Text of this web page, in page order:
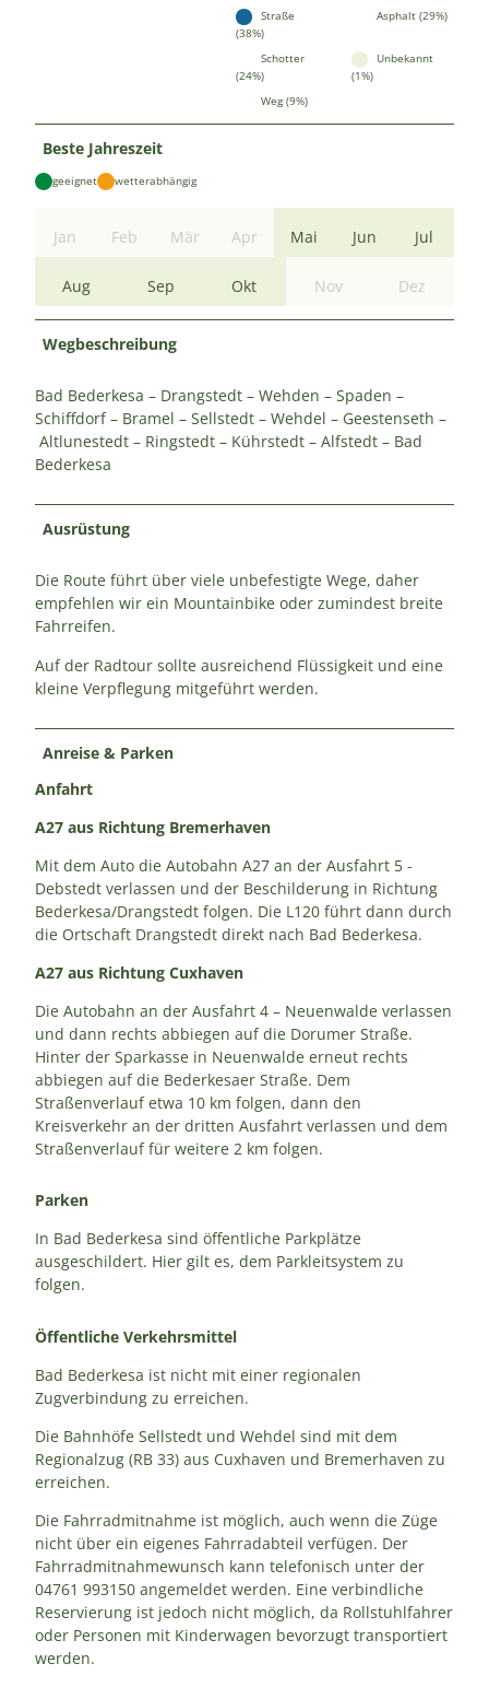
Straße
(38%)
Asphalt (29%)
Schotter
(24%)
Unbekannt
(1%)
Weg (9%)
Beste Jahreszeit
geeignet wetterabhängig
Jan Feb Mär Apr Mai Jun Jul
Aug Sep Okt Nov Dez
Wegbeschreibung
Bad Bederkesa – Drangstedt – Wehden – Spaden –
Schiffdorf – Bramel – Sellstedt – Wehdel – Geestenseth –
Altlunestedt – Ringstedt – Kührstedt – Alfstedt – Bad
Bederkesa
Ausrüstung
Die Route führt über viele unbefestigte Wege, daher
empfehlen wir ein Mountainbike oder zumindest breite
Fahrreifen.
Auf der Radtour sollte ausreichend Flüssigkeit und eine
kleine Verpflegung mitgeführt werden.
Anreise & Parken
Anfahrt
A27 aus Richtung Bremerhaven
Mit dem Auto die Autobahn A27 an der Ausfahrt 5 -
Debstedt verlassen und der Beschilderung in Richtung
Bederkesa/Drangstedt folgen. Die L120 führt dann durch
die Ortschaft Drangstedt direkt nach Bad Bederkesa.
A27 aus Richtung Cuxhaven
Die Autobahn an der Ausfahrt 4 – Neuenwalde verlassen
und dann rechts abbiegen auf die Dorumer Straße.
Hinter der Sparkasse in Neuenwalde erneut rechts
abbiegen auf die Bederkesaer Straße. Dem
Straßenverlauf etwa 10 km folgen, dann den
Kreisverkehr an der dritten Ausfahrt verlassen und dem
Straßenverlauf für weitere 2 km folgen.
Parken
In Bad Bederkesa sind öffentliche Parkplätze
ausgeschildert. Hier gilt es, dem Parkleitsystem zu
folgen.
Öffentliche Verkehrsmittel
Bad Bederkesa ist nicht mit einer regionalen
Zugverbindung zu erreichen.
Die Bahnhöfe Sellstedt und Wehdel sind mit dem
Regionalzug (RB 33) aus Cuxhaven und Bremerhaven zu
erreichen.
Die Fahrradmitnahme ist möglich, auch wenn die Züge
nicht über ein eigenes Fahrradabteil verfügen. Der
Fahrradmitnahmewunsch kann telefonisch unter der
04761 993150 angemeldet werden. Eine verbindliche
Reservierung ist jedoch nicht möglich, da Rollstuhlfahrer
oder Personen mit Kinderwagen bevorzugt transportiert
werden.